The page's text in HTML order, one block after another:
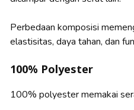
Perbedaan komposisi
elastisitas, daya tahan, dan
100% Polyester
100% polyester memakai